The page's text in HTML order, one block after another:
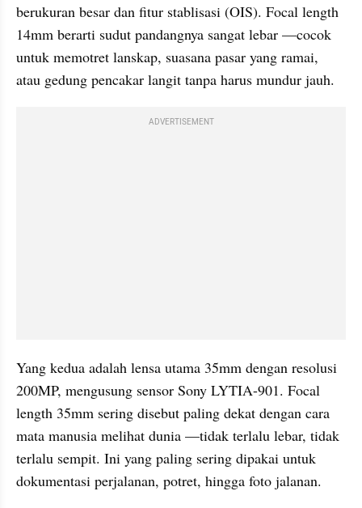
berukuran besar dan fitur stablisasi (OIS). Focal length
14mm berarti sudut pandangnya sangat lebar —cocok
untuk memotret lanskap, suasana pasar yang ramai,
atau gedung pencakar langit tanpa harus mundur jauh.
ADVERTISEMENT
Yang kedua adalah lensa utama 35mm dengan resolusi
200MP, mengusung sensor Sony LYTIA-901. Focal
length 35mm sering disebut paling dekat dengan cara
mata manusia melihat dunia —tidak terlalu lebar, tidak
terlalu sempit. Ini yang paling sering dipakai untuk
dokumentasi perjalanan, potret, hingga foto jalanan.